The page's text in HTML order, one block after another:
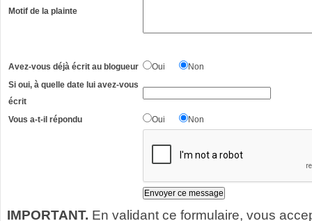
Motif de la plainte
Avez-vous déjà écrit au blogueur Oui
Non
Si oui, à quelle date lui avez-vous
écrit
Vous a-t-il répondu
Oui Non
IMPORTANT. En validant ce formulaire, vous